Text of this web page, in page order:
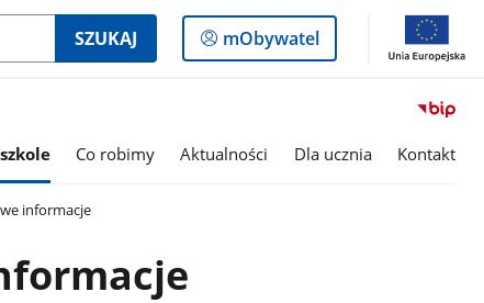
SZUKAJ
Logowanie
do
mObywatel
Co robimy Aktualności Dla ucznia Kontakt
informacje